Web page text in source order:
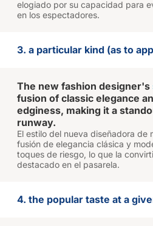
elogiado por su capacidad para
en los espectadores.
3. a particular kind (as to
The new fashion designer's
fusion of classic elegance
edginess, making it a
runway.
El estilo del nueva diseñadora de
fusión de elegancia clásica y
toques de riesgo, lo que la
destacado en el pasarela.
4. the popular taste at a